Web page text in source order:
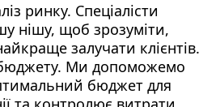
ринку. Спеціалісти
нішу, щоб зрозуміти,
залучати клієнтів.
Ми допоможемо
бюджет для